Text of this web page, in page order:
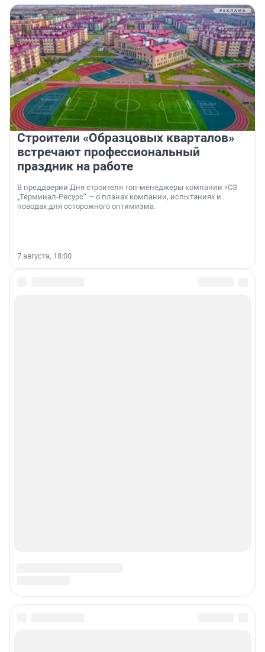
Строители «Образцовых кварталов»
встречают профессиональный
праздник на работе
В преддверии Дня строителя топ-менеджеры компании «СЗ
„Терминал-Ресурс“ — о планах компании, испытаниях и
поводах для осторожного оптимизма.
7 августа, 18:00